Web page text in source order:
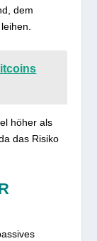
dem
höher als
das Risiko